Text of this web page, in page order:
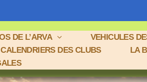
DE L’ARVA VEHICULES
CALENDRIERS DES CLUBS LA